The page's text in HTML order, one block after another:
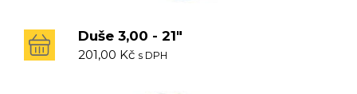
Duše 3,00 - 21"
201,00 Kč s DPH